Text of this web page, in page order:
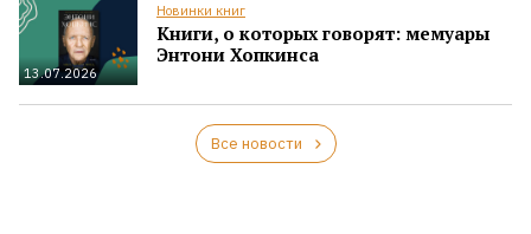
13.07.2026
Новинки книг
Книги, о которых говорят: мемуары
Энтони Хопкинса
Все новости